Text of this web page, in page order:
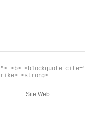
<b> <blockquote
<strong>
Site Web :